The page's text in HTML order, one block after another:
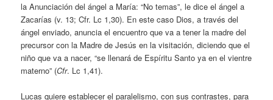
la Anunciación del ángel a María: “No temas”, le dice el ángel a
Zacarías (v. 13; Cfr. Lc 1,30). En este caso Dios, a través del
ángel enviado, anuncia el encuentro que va a tener la madre del
precursor con la Madre de Jesús en la visitación, diciendo que el
niño que va a nacer, “se llenará de Espíritu Santo ya en el vientre
materno” (Cfr. Lc 1,41).
Lucas quiere establecer el paralelismo, con sus contrastes, para